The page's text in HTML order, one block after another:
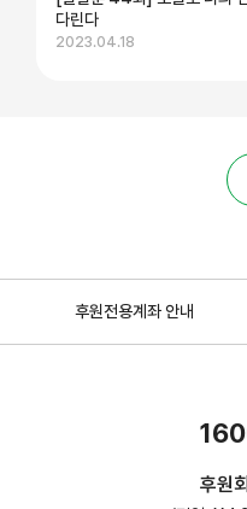
다린다
2023.04.18
후원전용계좌 안내
후원